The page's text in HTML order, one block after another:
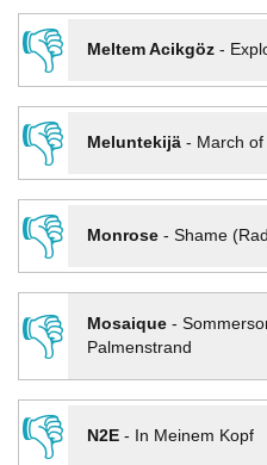
👎
Meltem Acikgöz-
👎
Meluntekijä- March
👎
Monrose- Shame
👎
Mosaique-
Palmenstrand
👎
N2E- In Meinem Kopf